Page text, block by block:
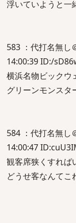
浮いていようと一
583 ：代打名無し
14:00:39 ID:/
横浜名物ビックウ
グリーンモンスタ
584 ：代打名無し
14:00:47
観客席狭くすれば
どうせ客なんてこ